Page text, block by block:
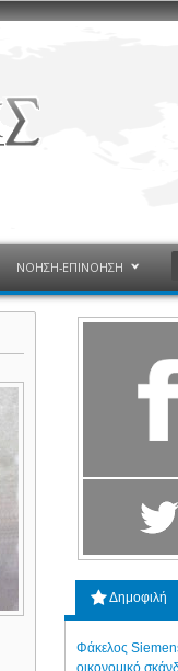
ΝΟΗΣΗ-ΕΠΙΝΟΗΣΗ
Δημοφιλή
Φάκελος